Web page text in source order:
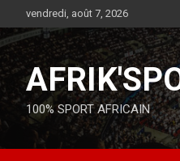
vendredi, août 7, 2026
100% SPORT AFRICAIN